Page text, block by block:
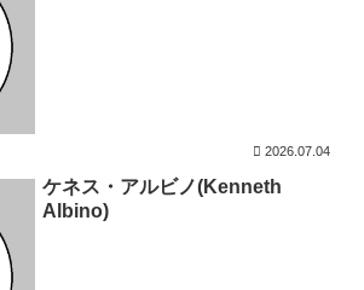
2026.07.04
ケネス・アルビノ(Kenneth
Albino)